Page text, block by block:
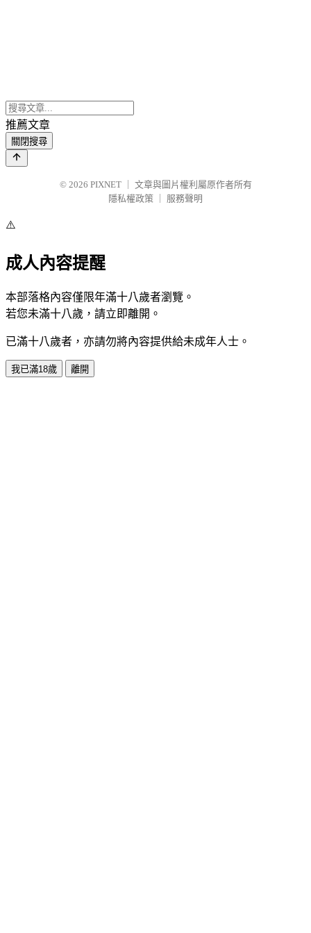
推薦文章
關閉搜尋
© 2026 PIXNET
文章與圖片權利屬原作者所有
隱私權政策
服務聲明
⚠️
成人內容提醒
本部落格內容僅限年滿十八歲者瀏覽。
若您未滿十八歲，請立即離開。
已滿十八歲者，亦請勿將內容提供給未成年人士。
我已滿18歲 離開